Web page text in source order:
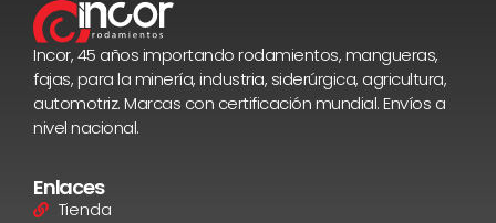
Incor, 45 años importando rodamientos, mangueras,
fajas, para la minería, industria, siderúrgica, agricultura,
automotriz. Marcas con certificación mundial. Envíos a
nivel nacional.
Enlaces
Tienda